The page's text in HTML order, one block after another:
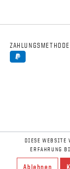
DIESE WEBSITE
ERFAHRUNG
Ablehnen